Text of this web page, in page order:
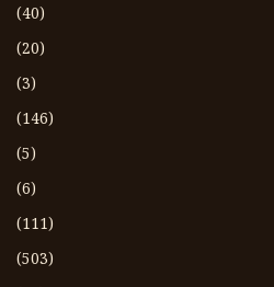
(40)
(20)
(3)
(146)
(5)
(6)
(111)
(503)